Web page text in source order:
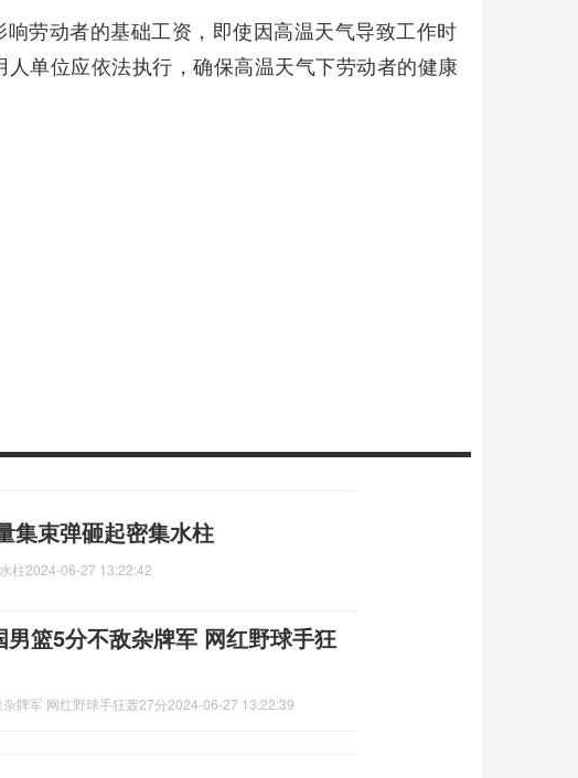
劳动者的基础工资，即使因高温天气导致工作时
单位应依法执行，确保高温天气下劳动者的健康
集束弹砸起密集水柱
柱2024-06-27 13:22:42
篮5分不敌杂牌军 网红野球手狂
牌军 网红野球手狂轰27分2024-06-27 13:22:39